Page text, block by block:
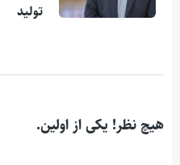
تولید
هیچ نظر! یکی از اولین.